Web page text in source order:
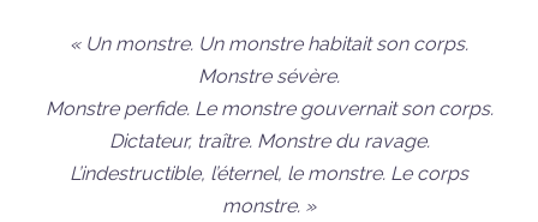
« Un monstre. Un monstre habitait son corps.
Monstre sévère.
Monstre perfide. Le monstre gouvernait son corps.
Dictateur, traître. Monstre du ravage.
L’indestructible, l’éternel, le monstre. Le corps
monstre. »